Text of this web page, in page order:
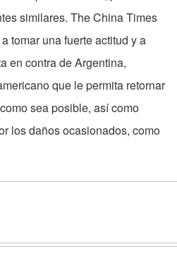
similares. The China Times
tomar una fuerte actitud y a
en contra de Ar­gentina,
que le permita re­tornar
sea posible, así como
los daños ocasionados, como